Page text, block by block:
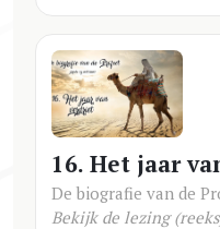
16. Het jaar
De biografie van de
Bekijk de lezing